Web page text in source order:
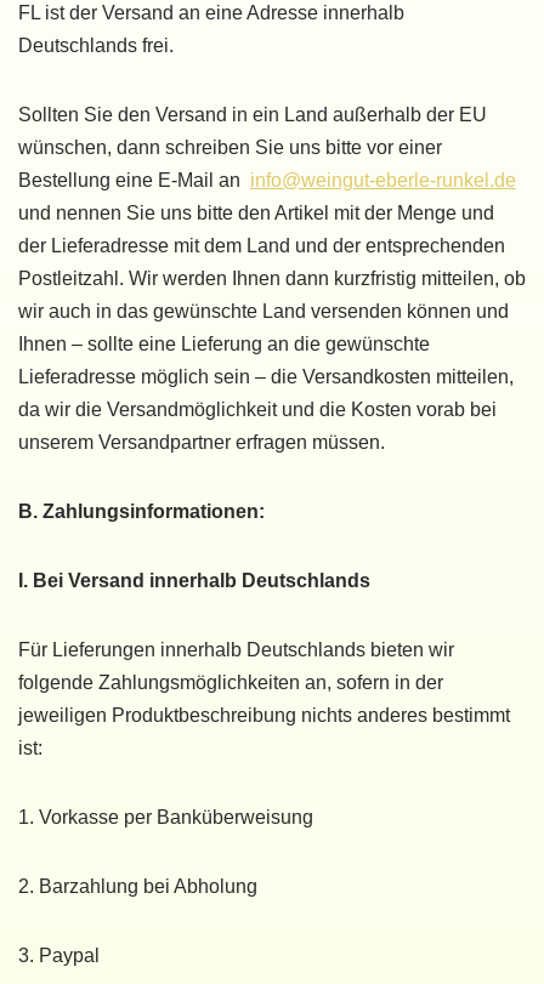
FL ist der Versand an eine Adresse innerhalb
Deutschlands frei.
Sollten Sie den Versand in ein Land außerhalb der EU
wünschen, dann schreiben Sie uns bitte vor einer
Bestellung eine E-Mail an info@weingut-eberle-runkel.de
und nennen Sie uns bitte den Artikel mit der Menge und
der Lieferadresse mit dem Land und der entsprechenden
Postleitzahl. Wir werden Ihnen dann kurzfristig mitteilen, ob
wir auch in das gewünschte Land versenden können und
Ihnen – sollte eine Lieferung an die gewünschte
Lieferadresse möglich sein – die Versandkosten mitteilen,
da wir die Versandmöglichkeit und die Kosten vorab bei
unserem Versandpartner erfragen müssen.
B. Zahlungsinformationen:
I. Bei Versand innerhalb Deutschlands
Für Lieferungen innerhalb Deutschlands bieten wir
folgende Zahlungsmöglichkeiten an, sofern in der
jeweiligen Produktbeschreibung nichts anderes bestimmt
ist:
1. Vorkasse per Banküberweisung
2. Barzahlung bei Abholung
3. Paypal